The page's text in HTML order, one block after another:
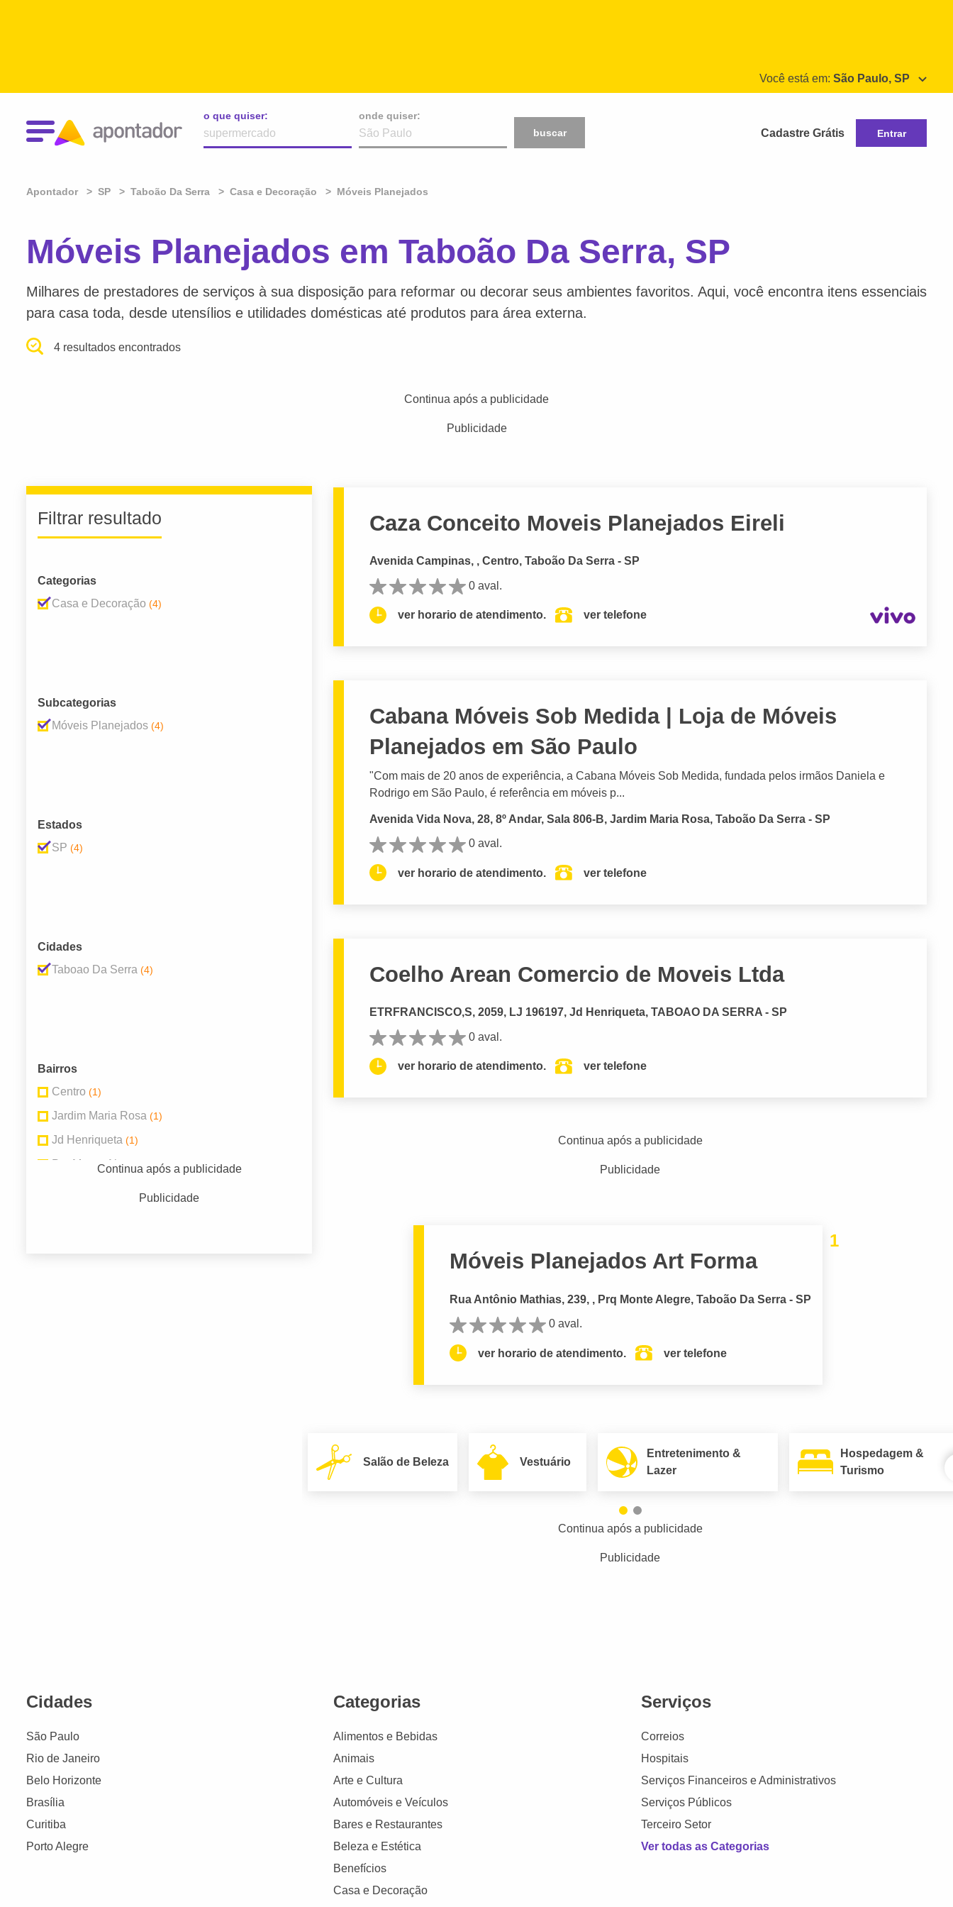
Você está em: São Paulo, SP
o que quiser:
onde quiser:
buscar
Cadastre Grátis Entrar
Apontador SP Taboão Da Serra Casa e Decoração Móveis Planejados
Móveis Planejados em Taboão Da Serra, SP
Milhares de prestadores de serviços à sua disposição para reformar ou decorar seus ambientes favoritos. Aqui, você encontra itens essenciais
para casa toda, desde utensílios e utilidades domésticas até produtos para área externa.
4 resultados encontrados
Continua após a publicidade
Publicidade
Filtrar resultado
Categorias
Casa e Decoração (4)
Subcategorias
Móveis Planejados (4)
Estados
SP (4)
Cidades
Taboao Da Serra (4)
Bairros
Centro (1)
Jardim Maria Rosa (1)
Jd Henriqueta (1)
Prq Monte Alegre(1)
Continua após a publicidade
Publicidade
Caza Conceito Moveis Planejados Eireli
Avenida Campinas, , Centro, Taboão Da Serra - SP
0 aval.
ver horario de atendimento. ver telefone
Cabana Móveis Sob Medida | Loja de Móveis
Planejados em São Paulo
"Com mais de 20 anos de experiência, a Cabana Móveis Sob Medida, fundada pelos irmãos Daniela e
Rodrigo em São Paulo, é referência em móveis p...
Avenida Vida Nova, 28, 8º Andar, Sala 806-B, Jardim Maria Rosa, Taboão Da Serra - SP
0 aval.
ver horario de atendimento. ver telefone
Coelho Arean Comercio de Moveis Ltda
ETRFRANCISCO,S, 2059, LJ 196197, Jd Henriqueta, TABOAO DA SERRA - SP
0 aval.
ver horario de atendimento. ver telefone
Continua após a publicidade
Publicidade
Móveis Planejados Art Forma
Rua Antônio Mathias, 239, , Prq Monte Alegre, Taboão Da Serra - SP
0 aval.
ver horario de atendimento. ver telefone
1
Salão de Beleza Vestuário
Entretenimento &
Lazer
Hospedagem &
Turismo
Continua após a publicidade
Publicidade
Cidades
São Paulo
Rio de Janeiro
Belo Horizonte
Brasília
Curitiba
Porto Alegre
Categorias
Alimentos e Bebidas
Animais
Arte e Cultura
Automóveis e Veículos
Bares e Restaurantes
Beleza e Estética
Benefícios
Casa e Decoração
Serviços
Correios
Hospitais
Serviços Financeiros e Administrativos
Serviços Públicos
Terceiro Setor
Ver todas as Categorias